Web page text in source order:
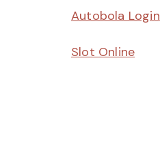
Autobola Login
Slot Online